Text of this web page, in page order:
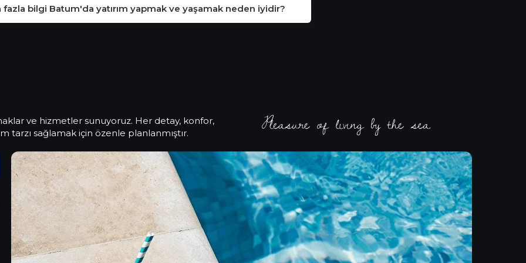
için iyi bir yer?
180.000 kişidir.
STRATEJIK KONUM
Avrupa ve Asya'nın kesişme noktasında yer alan
Batum, stratejik bir ticaret merkezi olarak hizmet
vermekte, uluslararası şirketleri çekmekte ve birinci
sınıf gayrimenkul talebini artırmaktadır.
UYGUN FIYATLI GELIŞTIRME
iyi bir yer?
EV ŞARJ HAZIR YÖRESEL GASTRONOMI
fazla bilgi Batum'da yatırım yapmak ve yaşamak neden iyidir?
ve hizmetler sunuyoruz. Her detay, konfor,
tarzı sağlamak için özenle planlanmıştır.